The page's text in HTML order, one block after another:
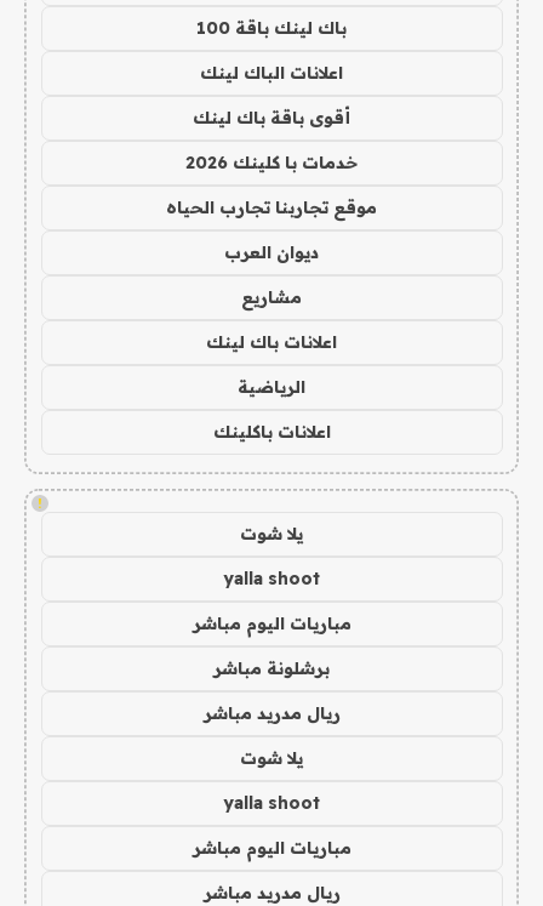
باك لينك باقة 100
اعلانات الباك لينك
أقوى باقة باك لينك
خدمات با كلينك 2026
موقع تجاربنا تجارب الحياه
ديوان العرب
مشاريع
اعلانات باك لينك
الرياضية
اعلانات باكلينك
!
يلا شوت
yalla shoot
مباريات اليوم مباشر
برشلونة مباشر
ريال مدريد مباشر
يلا شوت
yalla shoot
مباريات اليوم مباشر
ريال مدريد مباشر